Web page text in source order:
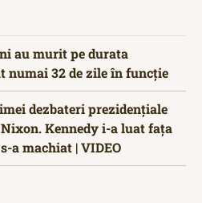
au murit pe durata
numai 32 de zile în funcție
dezbateri prezidențiale
Kennedy i-a luat fața
a machiat | VIDEO